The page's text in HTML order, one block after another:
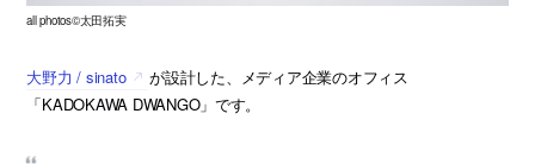
all photos©太田拓実
大野力 / sinato
が設計した、メディア企業のオフィス
「KADOKAWA DWANGO」です。